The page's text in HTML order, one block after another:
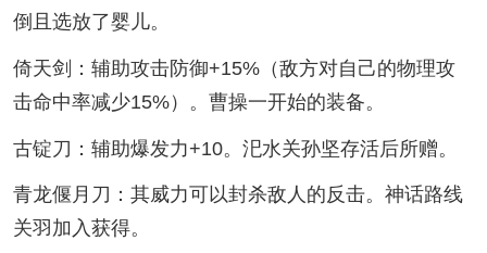
倒且选放了婴儿。
倚天剑：辅助攻击防御+15%（敌方对自己的物理攻
击命中率减少15%）。曹操一开始的装备。
古锭刀：辅助爆发力+10。汜水关孙坚存活后所赠。
青龙偃月刀：其威力可以封杀敌人的反击。神话路线
关羽加入获得。